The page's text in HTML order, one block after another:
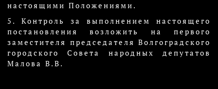
настоящими Положениями.
5. Контроль за выполнением настоящего
постановления возложить на первого
заместителя председателя Волгоградского
городского Совета народных депутатов
Малова В.В.